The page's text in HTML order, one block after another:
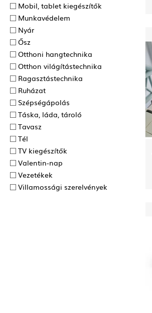
Mobil, tablet kiegészítők
Munkavédelem
Nyár
Ősz
Otthoni hangtechnika
Otthon világítástechnika
Ragasztás­technika
Ruházat
Szépségápolás
Táska, láda, tároló
Tavasz
Tél
TV kiegészítők
Valentin-nap
Vezetékek
Villamossági szerelvények